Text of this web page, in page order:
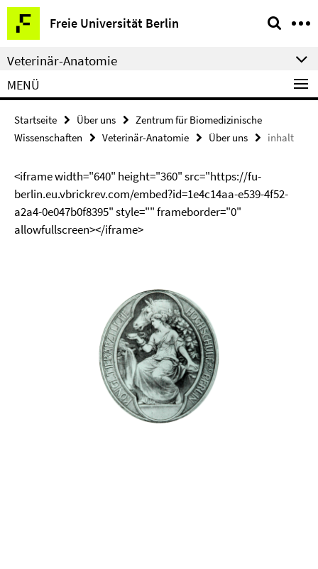
Springe
direkt
zu
Inhalt
Freie Universität Berlin
Service-
Navigation
Veterinär-Anatomie
MENÜ
Startseite Über uns
Zentrum für Biomedizinische
Wissenschaften
Veterinär-Anatomie Über uns inhalt
<iframe width="640" height="360" src="https://fu-
berlin.eu.vbrickrev.com/embed?id=1e4c14aa-e539-4f52-
a2a4-0e047b0f8395" style="" frameborder="0"
allowfullscreen></iframe>